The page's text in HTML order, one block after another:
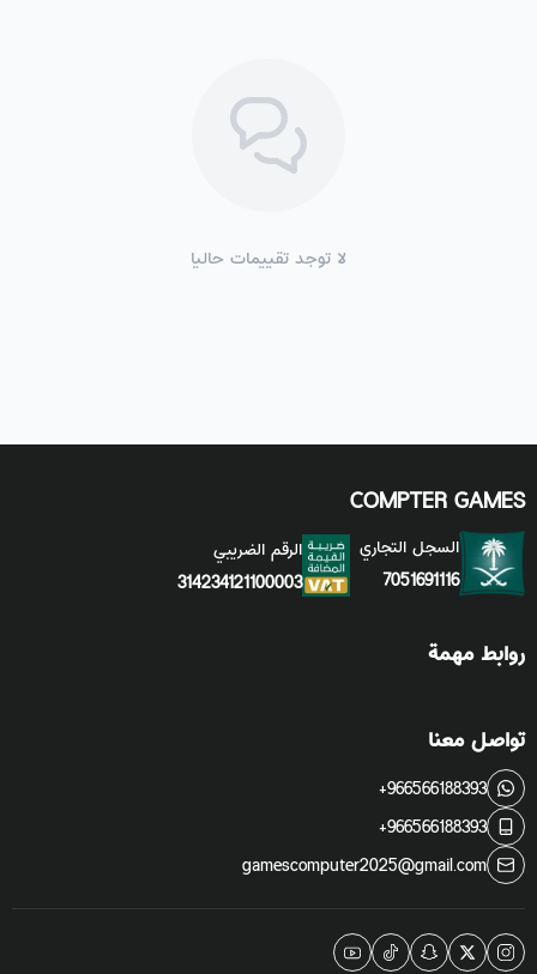
لا توجد تقييمات حاليا
COMPTER GAMES
السجل التجاري
7051691116
الرقم الضريبي
314234121100003
روابط مهمة
تواصل معنا
+966566188393
+966566188393
gamescomputer2025@gmail.com